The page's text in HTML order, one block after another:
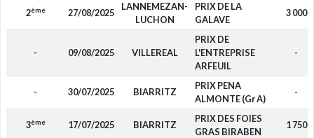
2ème 27/08/2025
LANNEMEZAN-
LUCHON
PRIX DE LA
GALAVE
3 000
- 09/08/2025 VILLEREAL
PRIX DE
L'ENTREPRISE
ARFEUIL
-
- 30/07/2025 BIARRITZ
PRIX PENA
ALMONTE (Gr A)
-
3ème 17/07/2025 BIARRITZ
PRIX DES FOIES
GRAS BIRABEN
1 750